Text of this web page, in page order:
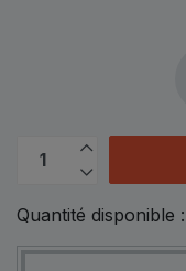
Quantité disponible :